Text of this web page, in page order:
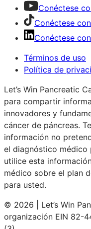
Conéctese
Conéctese
Conéctese
Términos de uso
Política de
Let’s Win Pancreatic
para compartir
innovadores y
cáncer de páncreas.
información no
el diagnóstico médico
utilice esta
médico sobre el plan
para usted.
© 2026 | Let’s Win
organización EIN 82-